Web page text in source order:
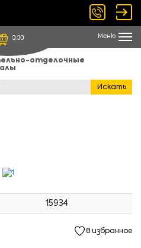
0.00 Меню
отделочные
Искать
15934
в избранное